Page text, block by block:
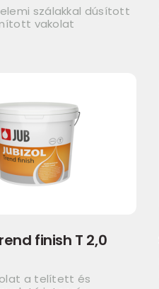
szálakkal dúsított
vakolat
finish T 2,0
a telített és